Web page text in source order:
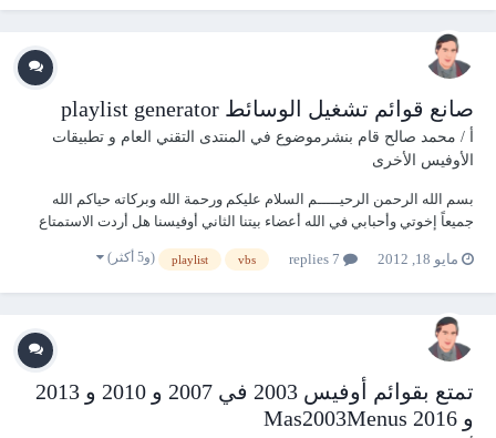
صانع قوائم تشغيل الوسائط playlist generator
أ / محمد صالح قام بنشرموضوع في المنتدى التقني العام و تطبيقات
الأوفيس الأخرى
بسم الله الرحمن الرحيـــــم السلام عليكم ورحمة الله وبركاته حياكم الله
جميعاً إخوتي وأحبابي في الله أعضاء بيتنا الثاني أوفيسنا هل أردت الاستمتاع
المجلدات؟؟ وتعذبت في فتح ملف ثم غلق مشغل الوسائط ( الميديا بلاير )
مايو 18, 2012 vbs
playlist (و5 أكثر)
تمتع بقوائم أوفيس 2003 في 2007 و 2010 و 2013
و 2016 Mas2003Menus